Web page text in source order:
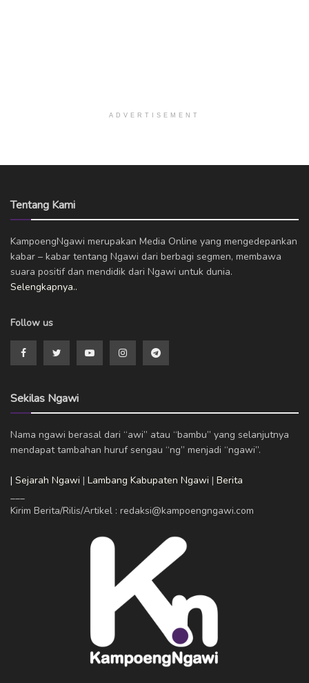
ADVERTISEMENT
Tentang Kami
KampoengNgawi merupakan Media Online yang mengedepankan
kabar – kabar tentang Ngawi dari berbagi segmen, membawa
suara positif dan mendidik dari Ngawi untuk dunia.
Selengkapnya..
Follow us
Sekilas Ngawi
Nama ngawi berasal dari “awi” atau “bambu” yang selanjutnya
mendapat tambahan huruf sengau “ng” menjadi “ngawi”.
| Sejarah Ngawi | Lambang Kabupaten Ngawi | Berita
Kirim Berita/Rilis/Artikel : redaksi@kampoengngawi.com